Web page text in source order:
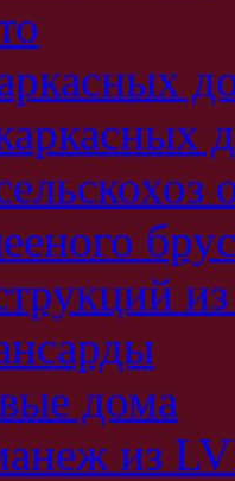
дома
из